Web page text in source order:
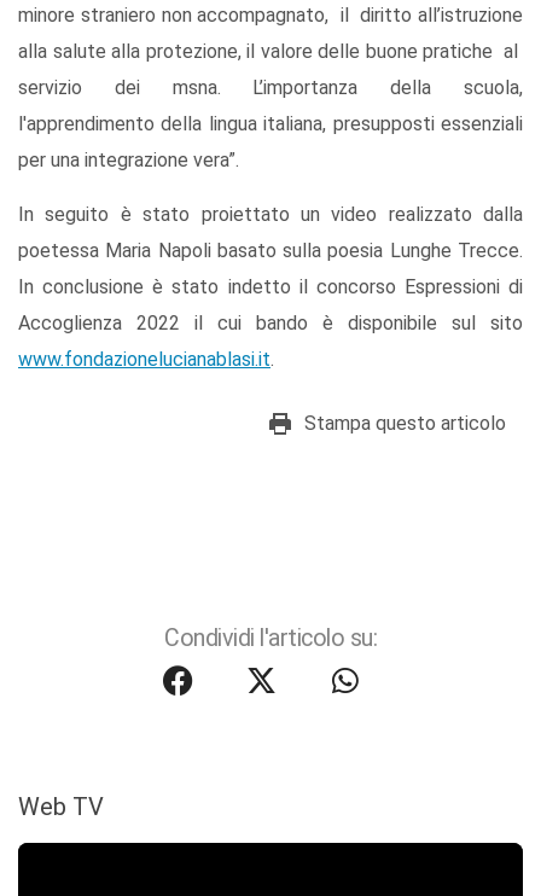
minore straniero non accompagnato, il diritto all’istruzione
alla salute alla protezione, il valore delle buone pratiche al
servizio dei msna. L’importanza della scuola,
l'apprendimento della lingua italiana, presupposti essenziali
per una integrazione vera”.
In seguito è stato proiettato un video realizzato dalla
poetessa Maria Napoli basato sulla poesia Lunghe Trecce.
In conclusione è stato indetto il concorso Espressioni di
Accoglienza 2022 il cui bando è disponibile sul sito
www.fondazionelucianablasi.it.
Stampa questo articolo
Condividi l'articolo su:
Web TV